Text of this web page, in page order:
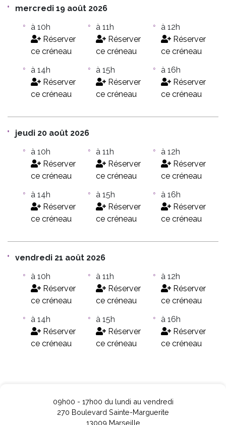
mercredi 19 août 2026
à 10h
Réserver
ce créneau
à 11h
Réserver
ce créneau
à 12h
Réserver
ce créneau
à 14h
Réserver
ce créneau
à 15h
Réserver
ce créneau
à 16h
Réserver
ce créneau
jeudi 20 août 2026
à 10h
Réserver
ce créneau
à 11h
Réserver
ce créneau
à 12h
Réserver
ce créneau
à 14h
Réserver
ce créneau
à 15h
Réserver
ce créneau
à 16h
Réserver
ce créneau
vendredi 21 août 2026
à 10h
Réserver
ce créneau
à 11h
Réserver
ce créneau
à 12h
Réserver
ce créneau
à 14h
Réserver
ce créneau
à 15h
Réserver
ce créneau
à 16h
Réserver
ce créneau
09h00 - 17h00 du lundi au vendredi
270 Boulevard Sainte-Marguerite
13009 Marseille